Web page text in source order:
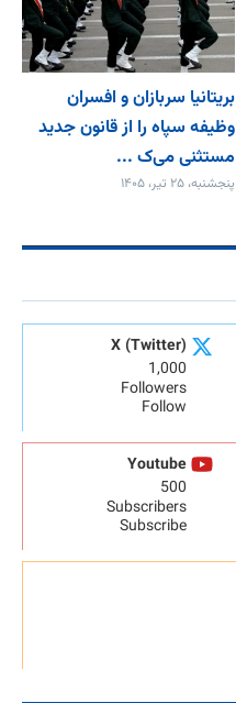
بریتانیا سربازان و افسران
وظیفه سپاه را از قانون جدید
مستثنی می‌ک ...
پنجشنبه، ۲۵ تیر، ۱۴۰۵
X (Twitter)
1,000
Followers
Follow
Youtube
500
Subscribers
Subscribe